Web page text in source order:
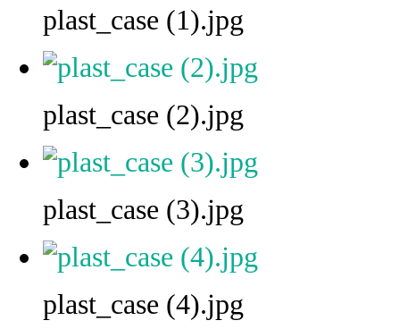
plast_case (1).jpg
plast_case (2).jpg
plast_case (3).jpg
plast_case (4).jpg